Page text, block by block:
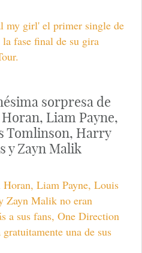
my girl' el primer single de
fase final de su gira
sorpresa de
Liam Payne,
Tomlinson, Harry
y Zayn Malik
Liam Payne, Louis
Zayn Malik no eran
a sus fans, One Direction
una de sus